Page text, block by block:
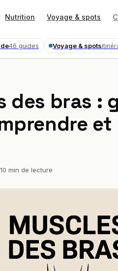
Nutrition Voyage & spots
46 guides Voyage & spots
des bras :
et
10 min de lecture